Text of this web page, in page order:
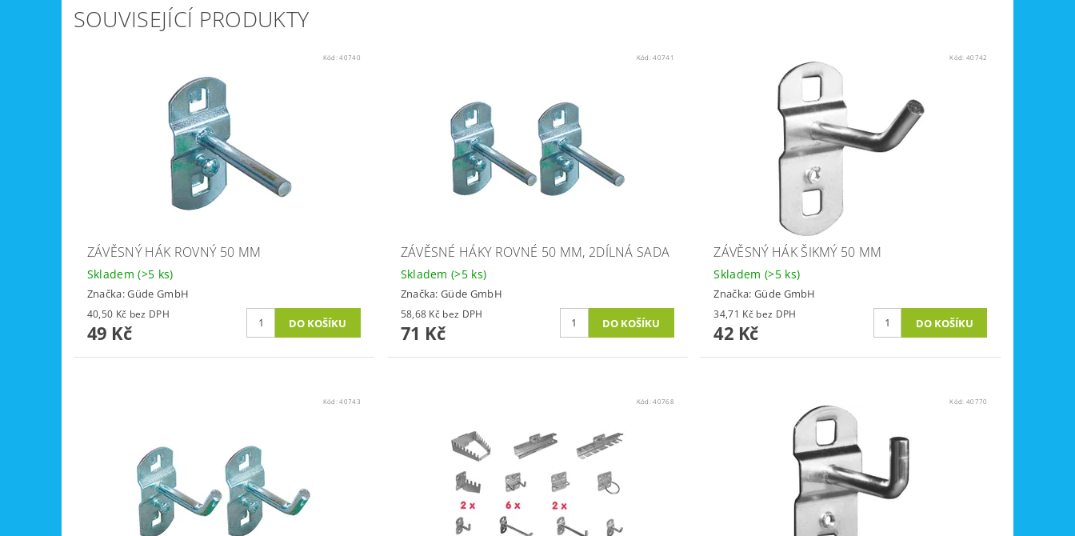
SOUVISEJÍCÍ PRODUKTY
Kód:40740
ZÁVĚSNÝ HÁK ROVNÝ 50 MM
Skladem(>5 ks)
Značka:Güde GmbH
40,50 Kč bez DPH
49 Kč
Kód:40741
ZÁVĚSNÉ HÁKY ROVNÉ 50 MM, 2DÍLNÁ SADA
Skladem(>5 ks)
Značka:Güde GmbH
58,68 Kč bez DPH
71 Kč
Kód:40742
ZÁVĚSNÝ HÁK ŠIKMÝ 50 MM
Skladem (>5 ks)
Značka: Güde GmbH
34,71 Kč bez DPH
42 Kč
Kód:40743 Kód:40768 Kód:40770